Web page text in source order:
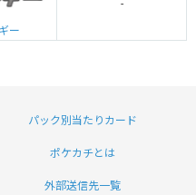
ー
-
パック別当たりカード
ポケカチとは
外部送信先一覧